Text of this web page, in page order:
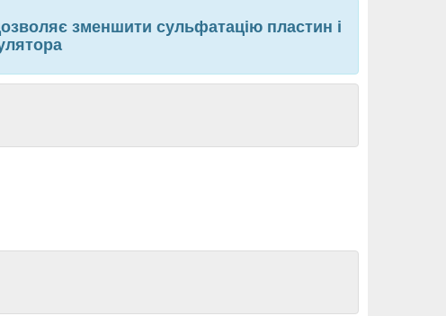
зменшити сульфатацію пластин і